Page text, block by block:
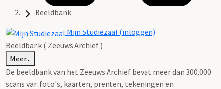
Beeldbank
Mijn Studiezaal (inloggen)
Beeldbank ( Zeeuws Archief )
Meer...
De beeldbank van het Zeeuws Archief bevat meer dan 300.000
scans van foto's, kaarten, prenten, tekeningen en